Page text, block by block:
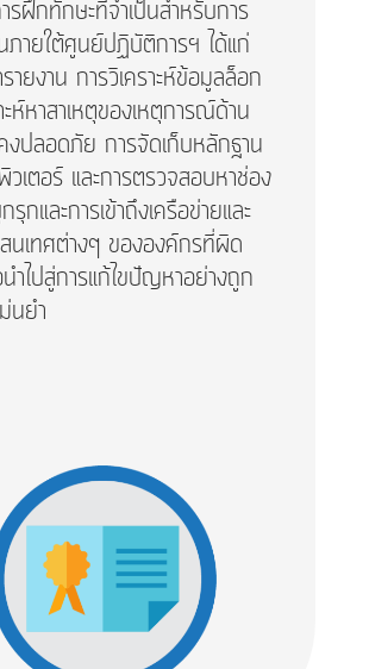
รฝึกทักษะที่จำเป็นสำหรับการ
ายใต้ศูนย์ปฏิบัติการฯ ได้แก่
ายงาน การวิเคราะห์ข้อมูลล็อก
ะห์หาสาเหตุของเหตุการณ์ด้าน
ปลอดภัย การจัดเก็บหลักฐาน
เตอร์ และการตรวจสอบหาช่อง
รุกและการเข้าถึงเครือข่ายและ
นเทศต่างๆ ขององค์กรที่ผิด
ำไปสู่การแก้ไขปัญหาอย่างถูก
นยำ